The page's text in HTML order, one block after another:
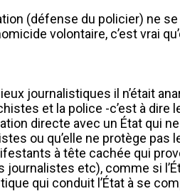
(défense du policier) ne
volontaire, c’est vrai
journalistiques il n’était
et la police -c’est à
directe avec un État qui
ou qu’elle ne protège
à tête cachée qui
etc), comme si
qui conduit l’État à se